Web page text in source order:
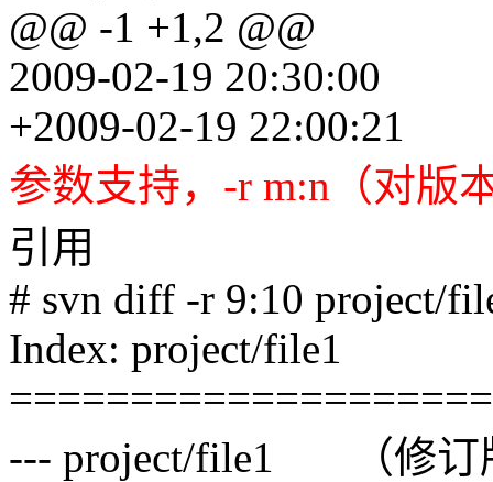
@@ -1 +1,2 @@
2009-02-19 20:30:00
+2009-02-19 22:00:21
参数支持，-r m:n（对版
引用
# svn diff -r 9:10 project/
Index: project/file1
--- project/file1 （修订